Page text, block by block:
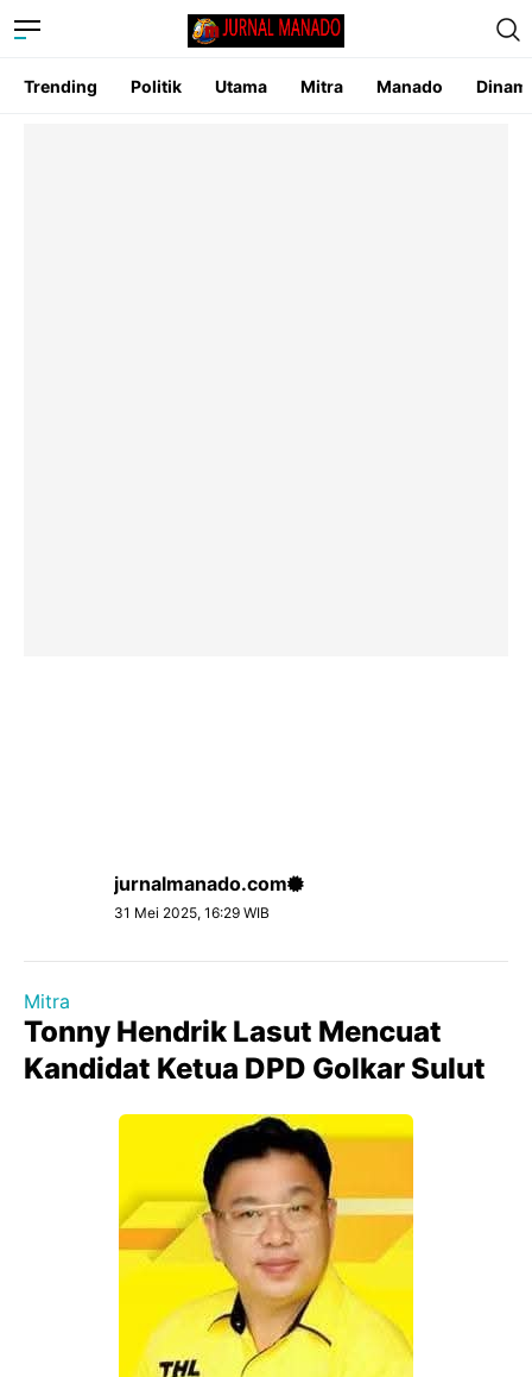
Trending Politik Utama Mitra Manado
jurnalmanado.com
31 Mei 2025, 16:29 WIB
Mitra
Tonny Hendrik Lasut Mencuat
Kandidat Ketua DPD Golkar Sulut